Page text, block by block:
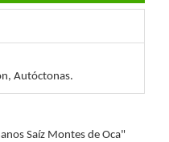
Autóctonas.
Saíz Montes de Oca"